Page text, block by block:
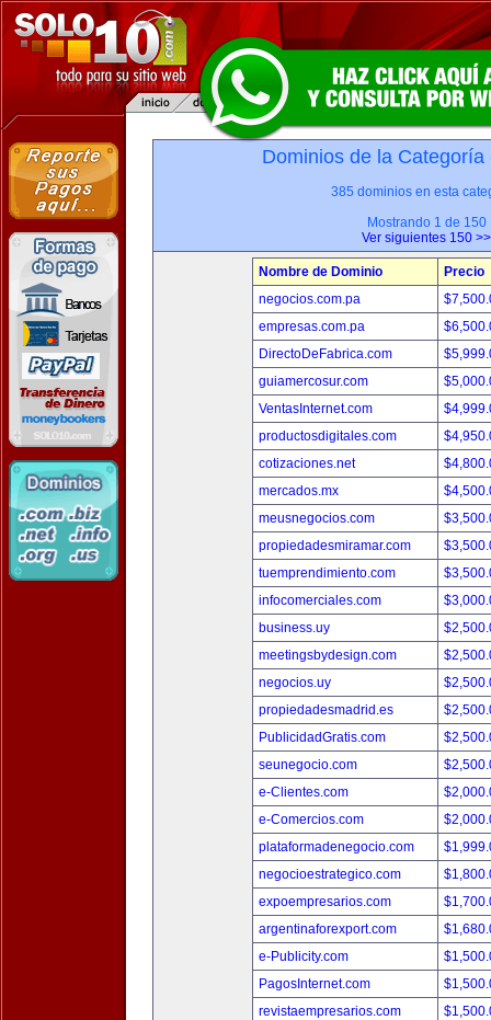
Dominios de la
385 dominios en esta
Mostrando 1 de 150
Ver siguientes 150 >>
Nombre de Dominio
Precio
negocios.com.pa
empresas.com.pa
DirectoDeFabrica.com
guiamercosur.com
VentasInternet.com
productosdigitales.com
cotizaciones.net
mercados.mx
meusnegocios.com
propiedadesmiramar.com
tuemprendimiento.com
infocomerciales.com
business.uy
meetingsbydesign.com
negocios.uy
propiedadesmadrid.es
PublicidadGratis.com
seunegocio.com
e-Clientes.com
e-Comercios.com
plataformadenegocio.com
negocioestrategico.com
expoempresarios.com
argentinaforexport.com
e-Publicity.com
PagosInternet.com
revistaempresarios.com